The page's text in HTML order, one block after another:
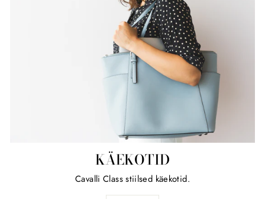
KÄEKOTID
Cavalli Class stiilsed käekotid.